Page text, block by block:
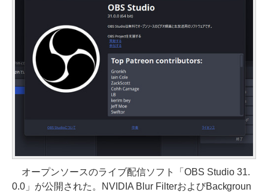
オープンソースのライブ配信ソフト「OBS Studio 31.
0.0」が公開された。NVIDIA Blur FilterおよびBackgroun